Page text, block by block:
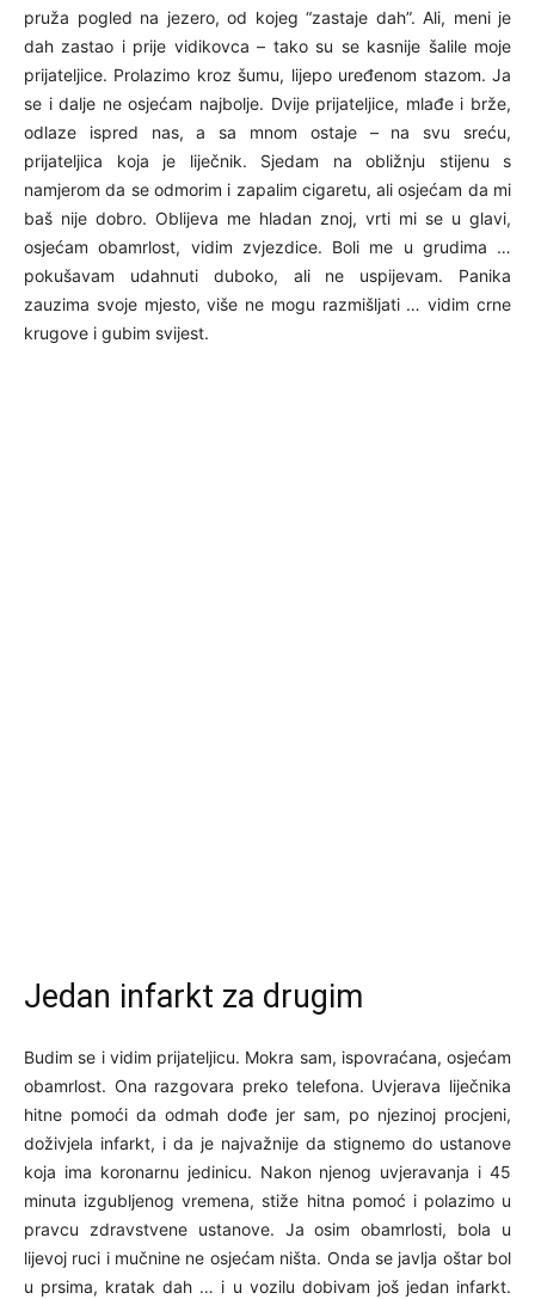
pruža pogled na jezero, od kojeg “zastaje dah”. Ali, meni je
dah zastao i prije vidikovca – tako su se kasnije šalile moje
prijateljice. Prolazimo kroz šumu, lijepo uređenom stazom. Ja
se i dalje ne osjećam najbolje. Dvije prijateljice, mlađe i brže,
odlaze ispred nas, a sa mnom ostaje – na svu sreću,
prijateljica koja je liječnik. Sjedam na obližnju stijenu s
namjerom da se odmorim i zapalim cigaretu, ali osjećam da mi
baš nije dobro. Oblijeva me hladan znoj, vrti mi se u glavi,
osjećam obamrlost, vidim zvjezdice. Boli me u grudima …
pokušavam udahnuti duboko, ali ne uspijevam. Panika
zauzima svoje mjesto, više ne mogu razmišljati … vidim crne
krugove i gubim svijest.
Jedan infarkt za drugim
Budim se i vidim prijateljicu. Mokra sam, ispovraćana, osjećam
obamrlost. Ona razgovara preko telefona. Uvjerava liječnika
hitne pomoći da odmah dođe jer sam, po njezinoj procjeni,
doživjela infarkt, i da je najvažnije da stignemo do ustanove
koja ima koronarnu jedinicu. Nakon njenog uvjeravanja i 45
minuta izgubljenog vremena, stiže hitna pomoć i polazimo u
pravcu zdravstvene ustanove. Ja osim obamrlosti, bola u
lijevoj ruci i mučnine ne osjećam ništa. Onda se javlja oštar bol
u prsima, kratak dah … i u vozilu dobivam još jedan infarkt.